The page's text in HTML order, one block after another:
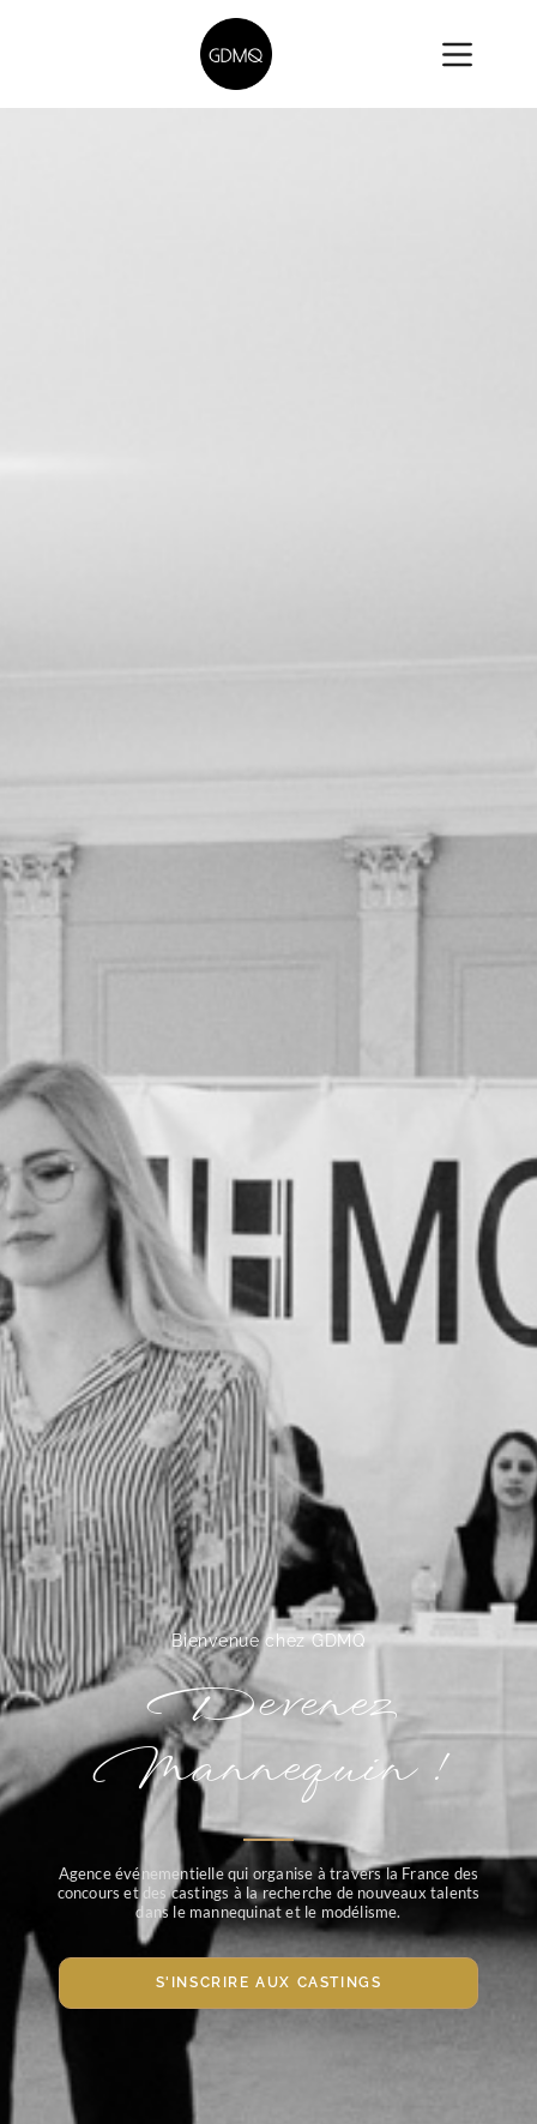
Bienvenue chez GDMQ
Devenez
Mannequin !
Agence événementielle qui organise à travers la France des
concours et des castings à la recherche de nouveaux talents
dans le mannequinat et le modélisme.
S'INSCRIRE AUX CASTINGS